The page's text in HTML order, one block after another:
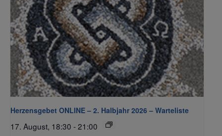
Herzensgebet ONLINE – 2. Halbjahr 2026 – Warteliste
17. August, 18:30 -21:00